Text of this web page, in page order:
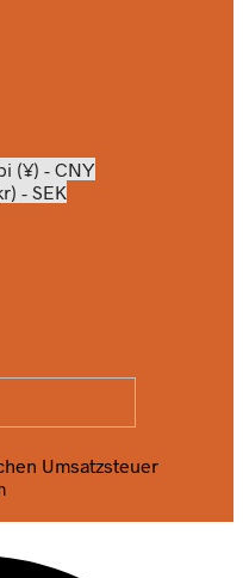
(¥) - CNY
- SEK
Umsatzsteuer